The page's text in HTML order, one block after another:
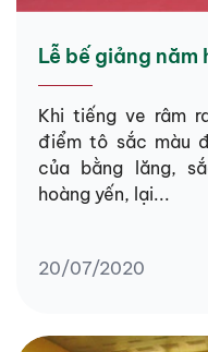
Lễ bế giảng năm
Khi tiếng ve râm
điểm tô sắc màu
của bằng lăng,
hoàng yến, lại...
20/07/2020